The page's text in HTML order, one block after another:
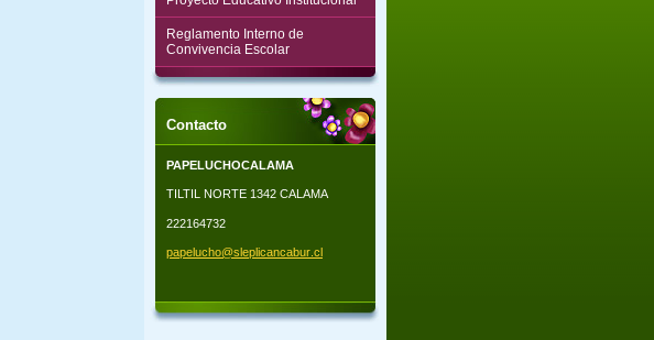
Reglamento Interno de
Convivencia Escolar
Contacto
PAPELUCHOCALAMA
TILTIL NORTE 1342 CALAMA
222164732
papelucho@sleplicancabur .cl